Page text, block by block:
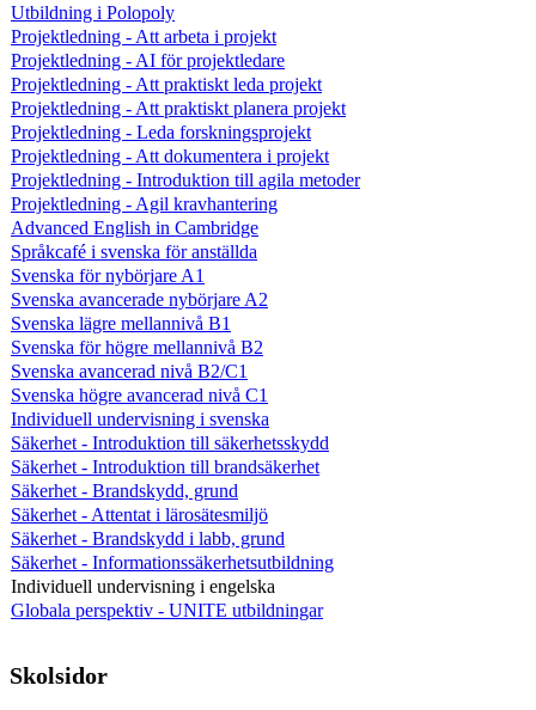
Utbildning i Polopoly
Projektledning - Att arbeta i projekt
Projektledning - AI för projektledare
Projektledning - Att praktiskt leda projekt
Projektledning - Att praktiskt planera projekt
Projektledning - Leda forskningsprojekt
Projektledning - Att dokumentera i projekt
Projektledning - Introduktion till agila metoder
Projektledning - Agil kravhantering
Advanced English in Cambridge
Språkcafé i svenska för anställda
Svenska för nybörjare A1
Svenska avancerade nybörjare A2
Svenska lägre mellannivå B1
Svenska för högre mellannivå B2
Svenska avancerad nivå B2/C1
Svenska högre avancerad nivå C1
Individuell undervisning i svenska
Säkerhet - Introduktion till säkerhetsskydd
Säkerhet - Introduktion till brandsäkerhet
Säkerhet - Brandskydd, grund
Säkerhet - Attentat i lärosätesmiljö
Säkerhet - Brandskydd i labb, grund
Säkerhet - Informationssäkerhetsutbildning
Individuell undervisning i engelska
Globala perspektiv - UNITE utbildningar
Skolsidor